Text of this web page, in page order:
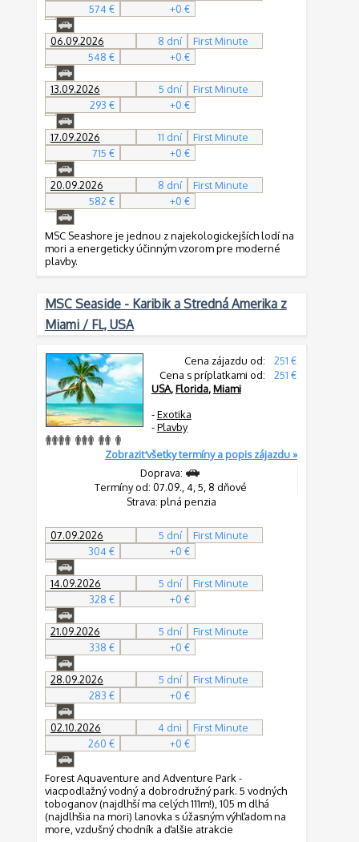
574 €
+0 €
06.09.2026 8 dní
First Minute
548 €
+0 €
13.09.2026 5 dní
First Minute
293 €
+0 €
17.09.2026 11 dní
First Minute
715 €
+0 €
20.09.2026 8 dní
First Minute
582 €
+0 €
MSC Seashore je jednou z najekologickejších lodí na
mori a energeticky účinným vzorom pre moderné
plavby.
MSC Seaside - Karibik a Stredná Amerika z
Miami / FL, USA
Cena zájazdu od:
251 €
Cena s príplatkami od:
251 €
USA,Florida,Miami
-Exotika
-Plavby
Zobraziť všetky termíny a popis zájazdu »
Doprava:
Termíny od: 07.09., 4, 5, 8 dňové
Strava: plná penzia
07.09.2026 5 dní
First Minute
304 €
+0 €
14.09.2026 5 dní
First Minute
328 €
+0 €
21.09.2026 5 dní
First Minute
338 €
+0 €
28.09.2026 5 dní
First Minute
283 €
+0 €
02.10.2026 4 dni
First Minute
260 €
+0 €
Forest Aquaventure and Adventure Park -
viacpodlažný vodný a dobrodružný park. 5 vodných
toboganov (najdlhší ma celých 111m!), 105 m dlhá
(najdlhšia na mori) lanovka s úžasným výhľadom na
more, vzdušný chodník a ďalšie atrakcie